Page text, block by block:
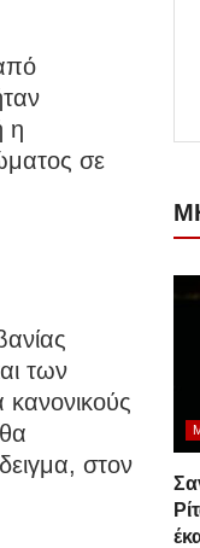
η
σε
των
κανονικούς
στον